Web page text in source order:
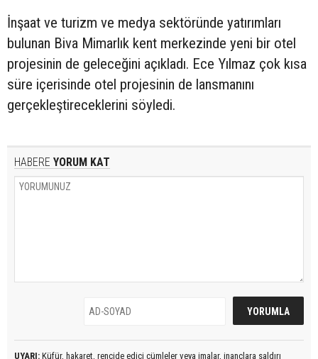
İnşaat ve turizm ve medya sektöründe yatırımları
bulunan Biva Mimarlık kent merkezinde yeni bir otel
projesinin de geleceğini açıkladı. Ece Yılmaz çok kısa
süre içerisinde otel projesinin de lansmanını
gerçekleştireceklerini söyledi.
HABERE YORUM KAT
UYARI: Küfür, hakaret, rencide edici cümleler veya imalar, inançlara saldırı